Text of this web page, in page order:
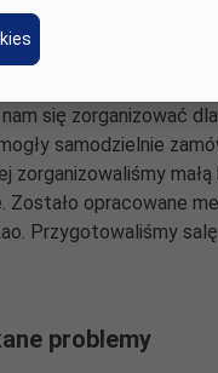
oraz zilustrowana z
- została
kanale o tym samym
się zorganizować
samodzielnie
zorganizowaliśmy
opracowane
Przygotowaliśmy
problemy